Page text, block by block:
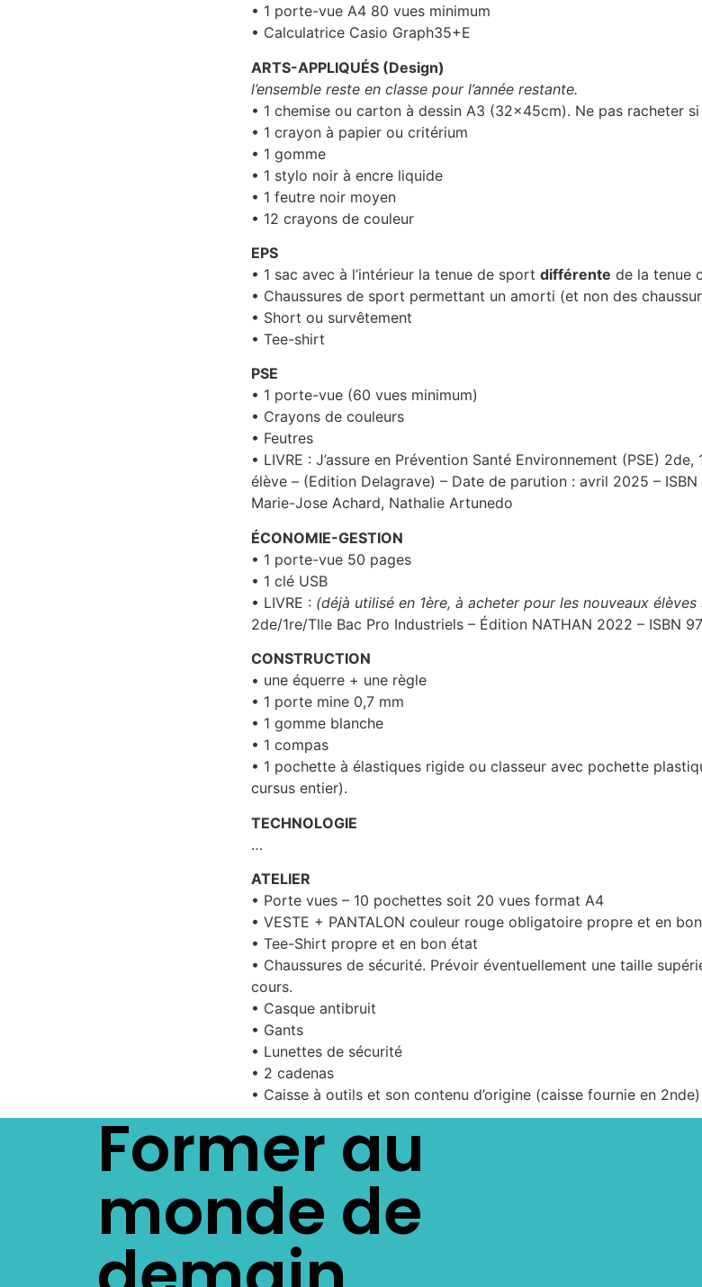
• 1 porte-vue A4 80 vues minimum
• Calculatrice Casio Graph35+E
ARTS-APPLIQUÉS (Design)
l’ensemble reste en classe pour l’année restante.
• 1 chemise ou carton à dessin A3 (32x45cm). Ne pas racheter
• 1 crayon à papier ou critérium
• 1 gomme
• 1 stylo noir à encre liquide
• 1 feutre noir moyen
• 12 crayons de couleur
EPS
• 1 sac avec à l’intérieur la tenue de sport différente de la tenue
• Chaussures de sport permettant un amorti (et non des
• Short ou survêtement
• Tee-shirt
PSE
• 1 porte-vue (60 vues minimum)
• Crayons de couleurs
• Feutres
• LIVRE : J’assure en Prévention Santé Environnement (PSE)
élève – (Edition Delagrave) – Date de parution : avril 2025 –
Marie-Jose Achard, Nathalie Artunedo
ÉCONOMIE-GESTION
• 1 porte-vue 50 pages
• 1 clé USB
• LIVRE : (déjà utilisé en 1ère, à acheter pour les nouveaux élèves
2de/1re/Tlle Bac Pro Industriels – Édition NATHAN 2022 – ISBN
CONSTRUCTION
• une équerre + une règle
• 1 porte mine 0,7 mm
• 1 gomme blanche
• 1 compas
• 1 pochette à élastiques rigide ou classeur avec pochette
cursus entier).
TECHNOLOGIE
…
ATELIER
• Porte vues – 10 pochettes soit 20 vues format A4
• VESTE + PANTALON couleur rouge obligatoire propre et en
• Tee-Shirt propre et en bon état
• Chaussures de sécurité. Prévoir éventuellement une taille
cours.
• Casque antibruit
• Gants
• Lunettes de sécurité
• 2 cadenas
• Caisse à outils et son contenu d’origine (caisse fournie en 2nde)
Former au
monde de